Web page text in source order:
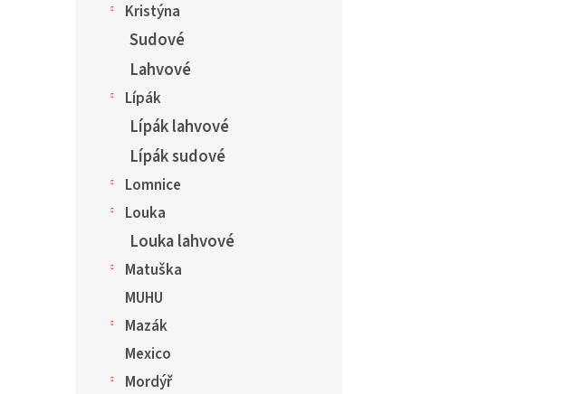
Kristýna
Sudové
Lahvové
Lípák
Lípák lahvové
Lípák sudové
Lomnice
Louka
Louka lahvové
Matuška
MUHU
Mazák
Mexico
Mordýř